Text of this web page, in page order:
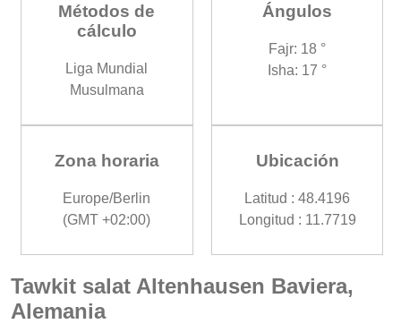
Métodos de
cálculo
Liga Mundial
Musulmana
Ángulos
Fajr: 18 °
Isha: 17 °
Zona horaria
Europe/Berlin
(GMT +02:00)
Ubicación
Latitud : 48.4196
Longitud : 11.7719
Tawkit salat Altenhausen Baviera,
Alemania